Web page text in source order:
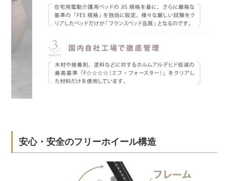
安心・安全のフリーホイール構造